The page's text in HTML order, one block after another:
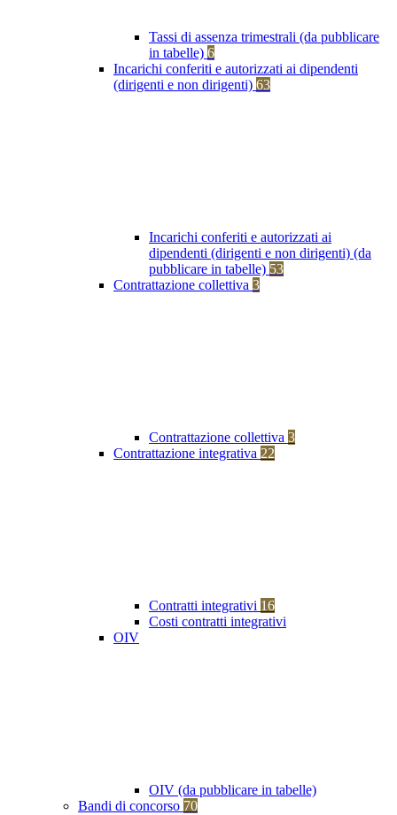
Tassi di assenza trimestrali (da pubblicare
in tabelle) 6
Incarichi conferiti e autorizzati ai dipendenti
(dirigenti e non dirigenti) 63
Incarichi conferiti e autorizzati ai
dipendenti (dirigenti e non dirigenti) (da
pubblicare in tabelle) 53
Contrattazione collettiva 3
Contrattazione collettiva 3
Contrattazione integrativa 22
Contratti integrativi 16
Costi contratti integrativi
OIV
OIV (da pubblicare in tabelle)
Bandi di concorso 70